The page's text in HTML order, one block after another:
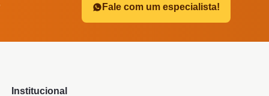
Fale com um especialista!
Institucional